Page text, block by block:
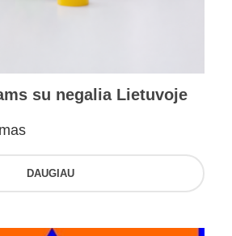
su negalia Lietuvoje
DAUGIAU